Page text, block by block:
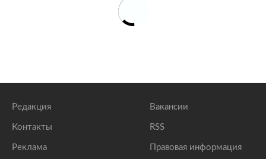
Редакция
Контакты
Реклама
Вакансии
RSS
Правовая информация